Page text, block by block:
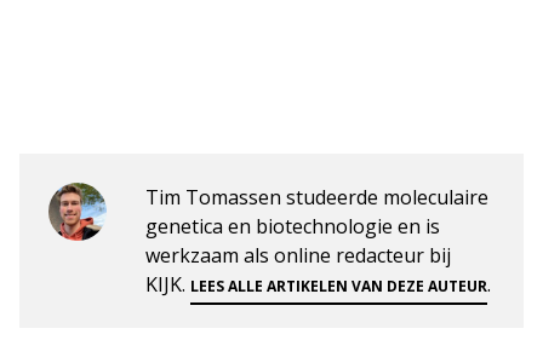
Tim Tomassen studeerde moleculaire
genetica en biotechnologie en is
werkzaam als online redacteur bij
KIJK. LEES ALLE ARTIKELEN VAN DEZE AUTEUR.